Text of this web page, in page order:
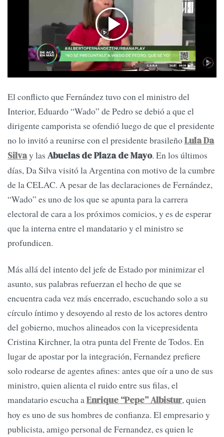
El conflicto que Fernández tuvo con el ministro del
Interior, Eduardo “Wado” de Pedro se debió a que el
dirigente camporista se ofendió luego de que el presidente
no lo invitó a reunirse con el presidente brasileñoLula Da
Silvay las Abuelas de Plaza de Mayo. En los últimos
días, Da Silva visitó la Argentina con motivo de la cumbre
de la CELAC. A pesar de las declaraciones de Fernández,
“Wado” es uno de los que se apunta para la carrera
electoral de cara a los próximos comicios, y es de esperar
que la interna entre el mandatario y el ministro se
profundicen.
Más allá del intento del jefe de Estado por minimizar el
asunto, sus palabras refuerzan el hecho de que se
encuentra cada vez más encerrado, escuchando solo a su
círculo íntimo y desoyendo al resto de los actores dentro
del gobierno, muchos alineados con la vicepresidenta
Cristina Kirchner, la otra punta del Frente de Todos. En
lugar de apostar por la integración, Fernandez prefiere
solo rodearse de agentes afines: antes que oír a uno de sus
ministro, quien alienta el ruido entre sus filas, el
mandatario escucha aEnrique “Pepe” Albistur, quien
hoy es uno de sus hombres de confianza. El empresario y
publicista, amigo personal de Fernandez, es quien le